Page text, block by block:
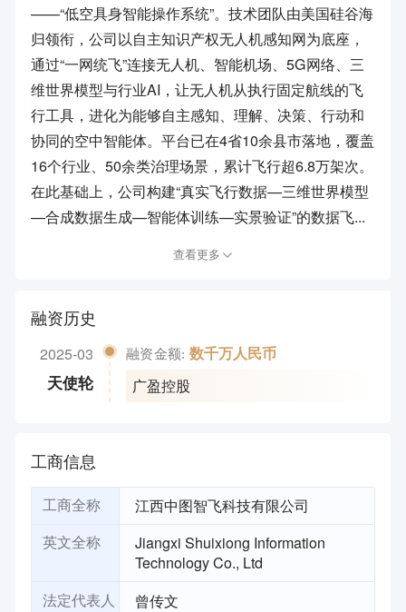
——“低空具身智能操作系统”。技术团队由美国硅谷海
归领衔，公司以自主知识产权无人机感知网为底座，
通过“一网统飞”连接无人机、智能机场、5G网络、三
维世界模型与行业AI，让无人机从执行固定航线的飞
行工具，进化为能够自主感知、理解、决策、行动和
协同的空中智能体。平台已在4省10余县市落地，覆盖
16个行业、50余类治理场景，累计飞行超6.8万架次。
在此基础上，公司构建“真实飞行数据—三维世界模型
—合成数据生成—智能体训练—实景验证”的数据飞...
查看更多
融资历史
2025-03
天使轮
融资金额: 数千万人民币
广盈控股
工商信息
工商全称 江西中图智飞科技有限公司
英文全称
Jiangxi Shuixiong Information
Technology Co., Ltd
法定代表人 曾传文